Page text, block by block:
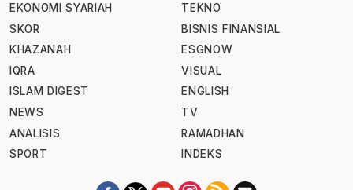
EKONOMI SYARIAH
SKOR
KHAZANAH
IQRA
ISLAM DIGEST
NEWS
ANALISIS
SPORT
TEKNO
BISNIS FINANSIAL
ESGNOW
VISUAL
ENGLISH
TV
RAMADHAN
INDEKS